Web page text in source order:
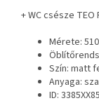
+ WC csésze TEO
Mérete:
Szín: matt
Anyaga:
ID: 3385XX85